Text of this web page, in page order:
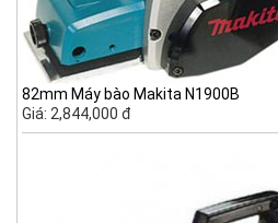
82mm Máy bào Makita N1900B
Giá: 2,844,000 đ